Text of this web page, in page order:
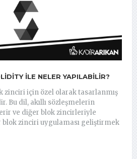
ILE NELER YAPILABILIR?
zinciri için özel olarak tasarlanmış
Bu dil, akıllı sözleşmelerin
ve diğer blok zincirleriyle
zinciri uygulaması geliştirmek